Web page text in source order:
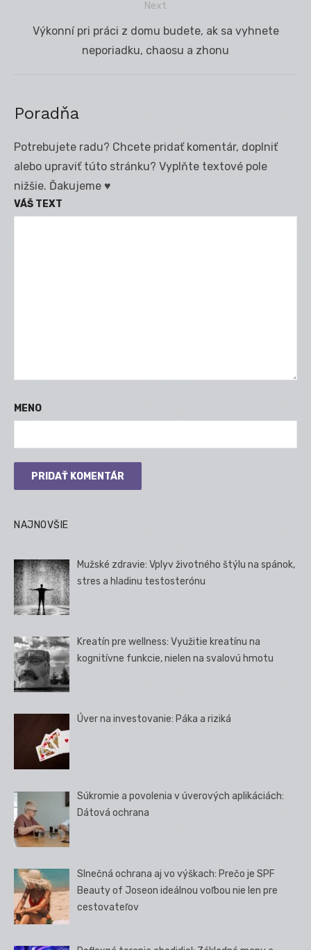
Next
Next
Výkonní pri práci z domu budete, ak sa vyhnete
neporiadku, chaosu a zhonu
Poradňa
Potrebujete radu? Chcete pridať komentár, doplniť
alebo upraviť túto stránku? Vyplňte textové pole
nižšie. Ďakujeme ♥
VÁŠ TEXT
MENO
NAJNOVŠIE
Mužské zdravie: Vplyv životného štýlu na spánok,
stres a hladinu testosterónu
Kreatín pre wellness: Využitie kreatínu na
kognitívne funkcie, nielen na svalovú hmotu
Úver na investovanie: Páka a riziká
Súkromie a povolenia v úverových aplikáciách:
Dátová ochrana
Slnečná ochrana aj vo výškach: Prečo je SPF
Beauty of Joseon ideálnou voľbou nie len pre
cestovateľov